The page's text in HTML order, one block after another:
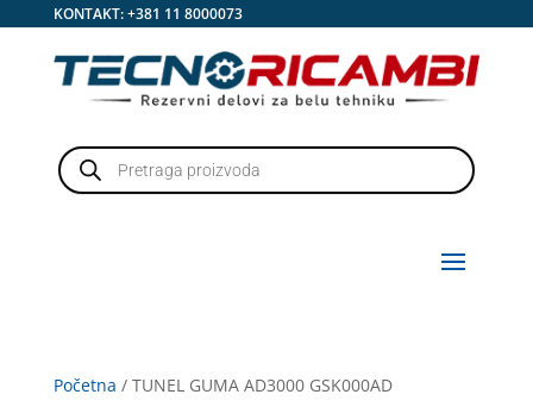
KONTAKT:+381 11 8000073
Products
search
Početna / TUNEL GUMA AD3000 GSK000AD